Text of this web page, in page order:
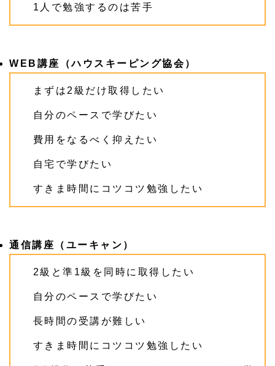
1人で勉強するのは苦手
WEB講座（ハウスキーピング協会）
まずは2級だけ取得したい
自分のペースで学びたい
費用をなるべく抑えたい
自宅で学びたい
すきま時間にコツコツ勉強したい
通信講座（ユーキャン）
2級と準1級を同時に取得したい
自分のペースで学びたい
長時間の受講が難しい
すきま時間にコツコツ勉強したい